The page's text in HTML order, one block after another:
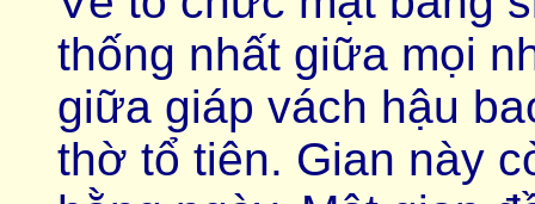
thống nhất giữa mọi
giữa giáp vách hậu
thờ tổ tiên. Gian này